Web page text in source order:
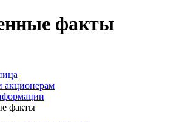
факты
акционерам
факты